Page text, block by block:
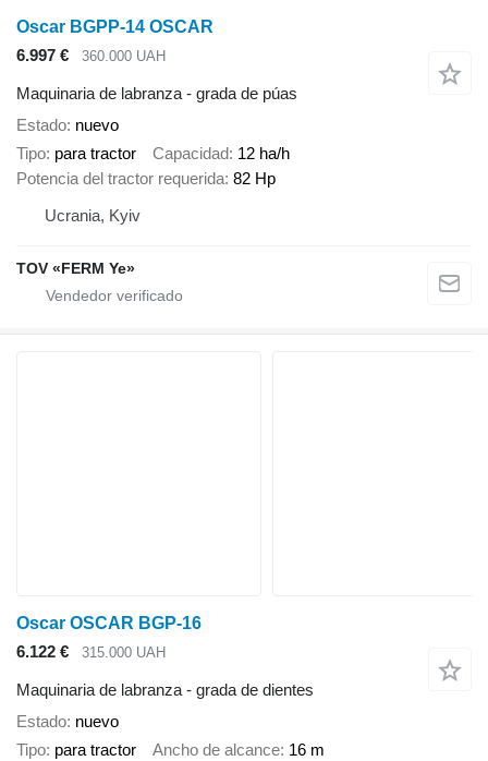
Oscar BGPP-14 OSCAR
6.997 €
360.000 UAH
Maquinaria de labranza - grada de púas
Estado nuevo
Tipo para tractor Capacidad 12 ha/h
Potencia del tractor requerida 82 Hp
Ucrania, Kyiv
TOV «FERM Ye»
Oscar OSCAR BGP-16
6.122 €
315.000 UAH
Maquinaria de labranza - grada de dientes
Estado nuevo
Tipo para tractor Ancho de alcance 16 m